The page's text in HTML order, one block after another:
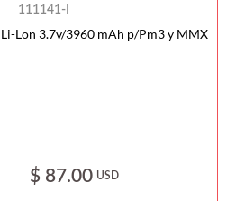
111141-I
Lon 3.7v/3960 mAh p/Pm3 y MMX
$ 87.00 USD